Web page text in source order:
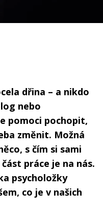
dřina – a nikdo
nebo
pomoci pochopit,
změnit. Možná
s čím si sami
práce je na nás.
psycholožky
co je v našich